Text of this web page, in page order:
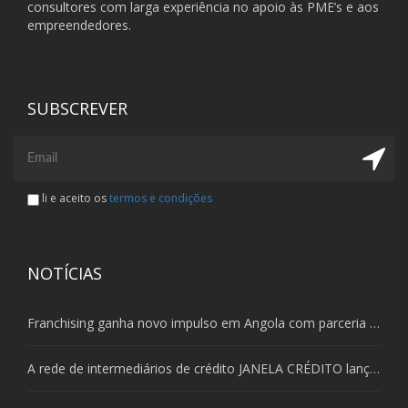
consultores com larga experiência no apoio às PME’s e aos
empreendedores.
SUBSCREVER
li e aceito ostermos e condições
NOTÍCIAS
Franchising ganha novo impulso em Angola com parceria entre AAF, ONNE e MORE Consulting
A rede de intermediários de crédito JANELA CRÉDITO lança expansão nacional através de franchising